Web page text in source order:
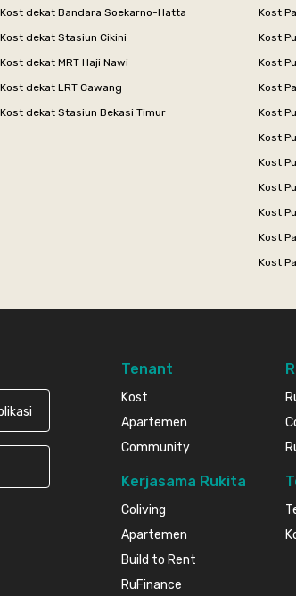
Kost dekat Bandara Soekarno-Hatta
Kost dekat Stasiun Cikini
Kost dekat MRT Haji Nawi
Kost dekat LRT Cawang
Kost dekat Stasiun Bekasi Timur
Kost
Kost
Kost
Kost
Kost
Kost
Kost
Kost
Kost
Kost
Kost
Tenant
Kost
Apartemen
Community
Kerjasama Rukita
Coliving
Apartemen
Build to Rent
RuFinance